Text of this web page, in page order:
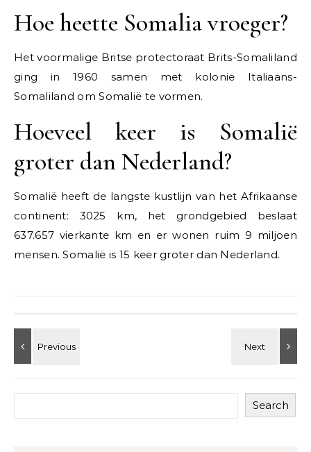
Hoe heette Somalia vroeger?
Het voormalige Britse protectoraat Brits-Somaliland
ging in 1960 samen met kolonie Italiaans-
Somaliland om Somalië te vormen.
Hoeveel keer is Somalië
groter dan Nederland?
Somalië heeft de langste kustlijn van het Afrikaanse
continent: 3025 km, het grondgebied beslaat
637.657 vierkante km en er wonen ruim 9 miljoen
mensen. Somalië is 15 keer groter dan Nederland.
Search